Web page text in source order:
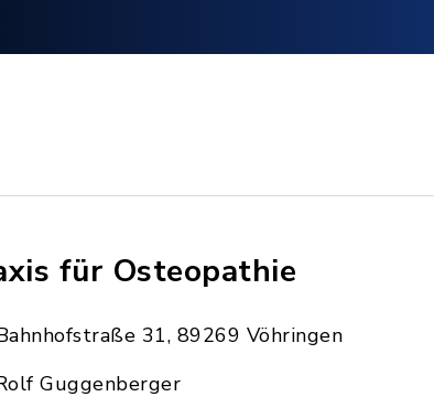
für Osteopathie
31, 89269 Vöhringen
Guggenberger